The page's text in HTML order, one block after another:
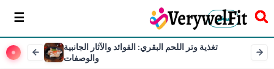
سخر
تغذية وتر اللحم البقري: الفوائد والآثار الجانبية
والوصفات